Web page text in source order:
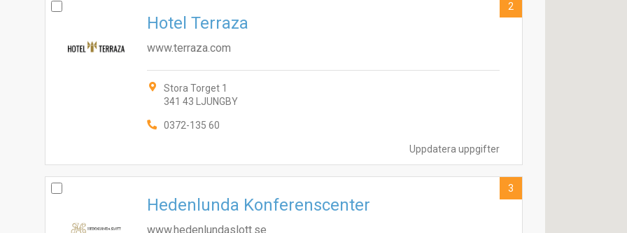
Uppdatera uppgifter
Hotel Terraza
www.terraza.com
Stora Torget 1
341 43 LJUNGBY
0372-135 60
2
Hedenlunda Konferenscenter
www.hedenlundaslott.se
3